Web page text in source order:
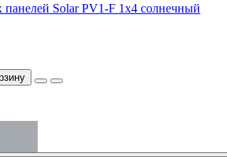
панелей Solar PV1-F 1х4 солнечный